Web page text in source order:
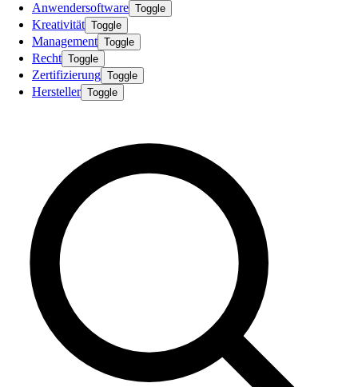
Anwendersoftware Toggle
Kreativität Toggle
Management Toggle
Recht Toggle
Zertifizierung Toggle
Hersteller Toggle